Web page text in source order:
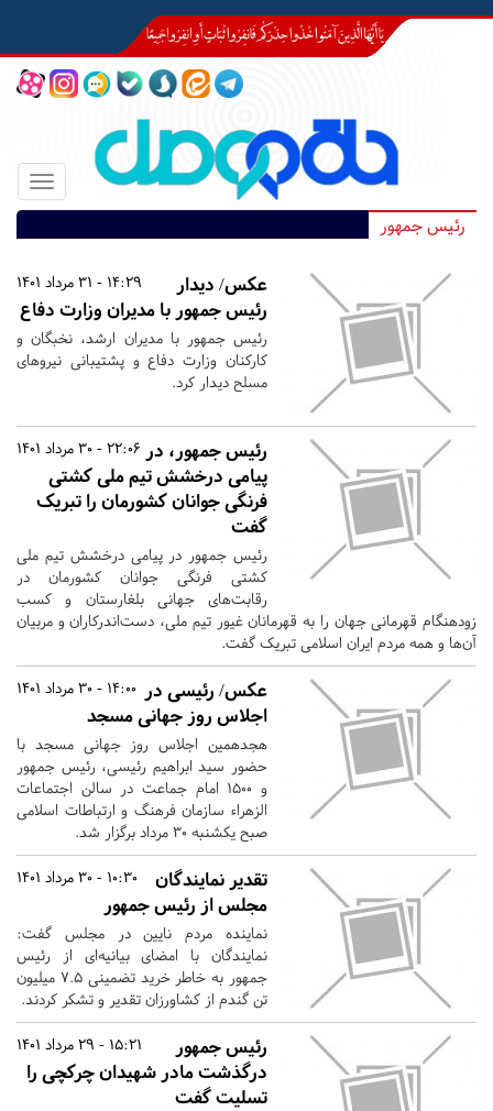
Toggle
رئیس جمهور
14:29 - 31 مرداد 1401
عکس/ دیدار
رئیس جمهور با مدیران وزارت دفاع
رئیس جمهور با مدیران ارشد، نخبگان و
کارکنان وزارت دفاع و پشتیبانی نیروهای
مسلح دیدار کرد.
22:06 - 30 مرداد 1401 رئیس جمهور، در
پیامی درخشش تیم ملی کشتی
فرنگی جوانان کشورمان را تبریک
گفت
رئیس جمهور در پیامی درخشش تیم ملی
کشتی فرنگی جوانان کشورمان در
رقابت‌های جهانی بلغارستان و کسب
زودهنگام قهرمانی جهان را به قهرمانان غیور تیم ملی، دست‌اندرکاران و مربیان
آن‌ها و همه مردم ایران اسلامی تبریک گفت.
14:00 - 30 مرداد 1401
عکس/ رئیسی در
اجلاس روز جهانی مسجد
هجدهمین اجلاس روز جهانی مسجد با
حضور سید ابراهیم رئیسی، رئیس جمهور
و ۱۵۰۰ امام جماعت در سالن اجتماعات
الزهراء سازمان فرهنگ و ارتباطات اسلامی
صبح یکشنبه ۳۰ مرداد برگزار شد.
10:30 - 30 مرداد 1401
تقدیر نمایندگان
مجلس از رئیس جمهور
نماینده مردم نایین در مجلس گفت:
نمایندگان با امضای بیانیه‌ای از رئیس
جمهور به خاطر خرید تضمینی ۷.۵ میلیون
تن گندم از کشاورزان تقدیر و تشکر کردند.
15:21 - 29 مرداد 1401
رئیس جمهور
درگذشت مادر شهیدان چرکچی را
تسلیت گفت